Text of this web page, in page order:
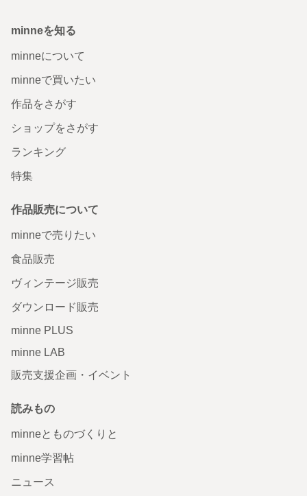
minneを知る
minneについて
minneで買いたい
作品をさがす
ショップをさがす
ランキング
特集
作品販売について
minneで売りたい
食品販売
ヴィンテージ販売
ダウンロード販売
minne PLUS
minne LAB
販売支援企画・イベント
読みもの
minneとものづくりと
minne学習帖
ニュース